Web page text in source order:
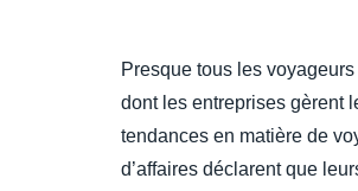
Presque tous les
dont les entreprises gèrent
tendances en matière de
d’affaires déclarent que